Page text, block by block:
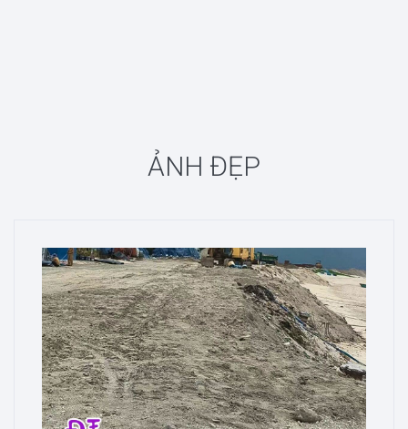
ẢNH ĐẸP